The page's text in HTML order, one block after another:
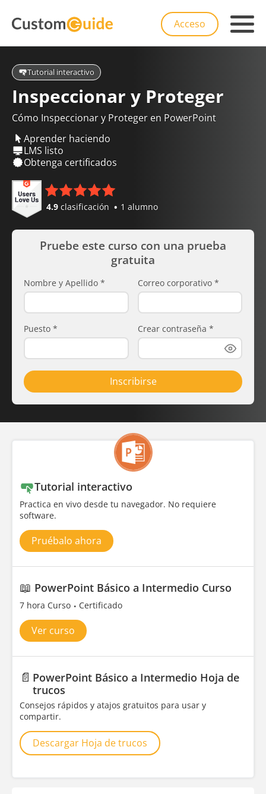
Acceso
Tutorial interactivo
Inspeccionar y Proteger
Cómo Inspeccionar y Proteger en PowerPoint
Aprender haciendo
LMS listo
Obtenga certificados
4.9 clasificación 1 alumno
Pruebe este curso con una prueba
gratuita
Nombre y Apellido * Correo corporativo *
Puesto * Crear contraseña *
Inscribirse
Tutorial interactivo
Practica en vivo desde tu navegador. No requiere
software.
Pruébalo ahora
📖 PowerPoint Básico a Intermedio Curso
7 hora Curso Certificado
Ver curso
📄 PowerPoint Básico a Intermedio Hoja de
trucos
Consejos rápidos y atajos gratuitos para usar y
compartir.
Descargar Hoja de trucos